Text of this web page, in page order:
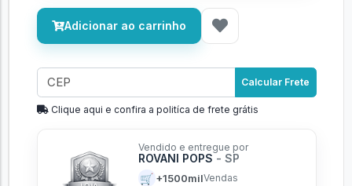
Adicionar ao carrinho
Calcular Frete
Clique aqui e confira a politíca de frete grátis
Vendido e entregue por
ROVANI POPS - SP
🛒 +1500milVendas